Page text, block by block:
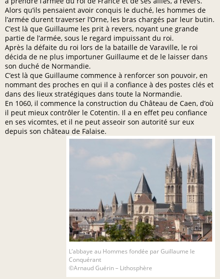
Alors qu’ils pensaient avoir conquis le duché, les hommes de
l’armée durent traverser l’Orne, les bras chargés par leur butin.
C’est là que Guillaume les prit à revers, noyant une grande
partie de l’armée, sous le regard impuissant du roi.
Après la défaite du roi lors de la bataille de Varaville, le roi
décida de ne plus importuner Guillaume et de le laisser dans
son duché de Normandie.
C’est là que Guillaume commence à renforcer son pouvoir, en
nommant des proches en qui il a confiance à des postes clés et
dans des lieux stratégiques dans toute la Normandie.
En 1060, il commence la construction du Château de Caen, d’où
il peut mieux contrôler le Cotentin. Il a en effet peu confiance
en ses vicomtes, et il ne peut asseoir son autorité sur eux
depuis son château de Falaise.
L’abbaye au Hommes fondée par Guillaume le
Conquérant
©Arnaud Guérin – Lithosphère